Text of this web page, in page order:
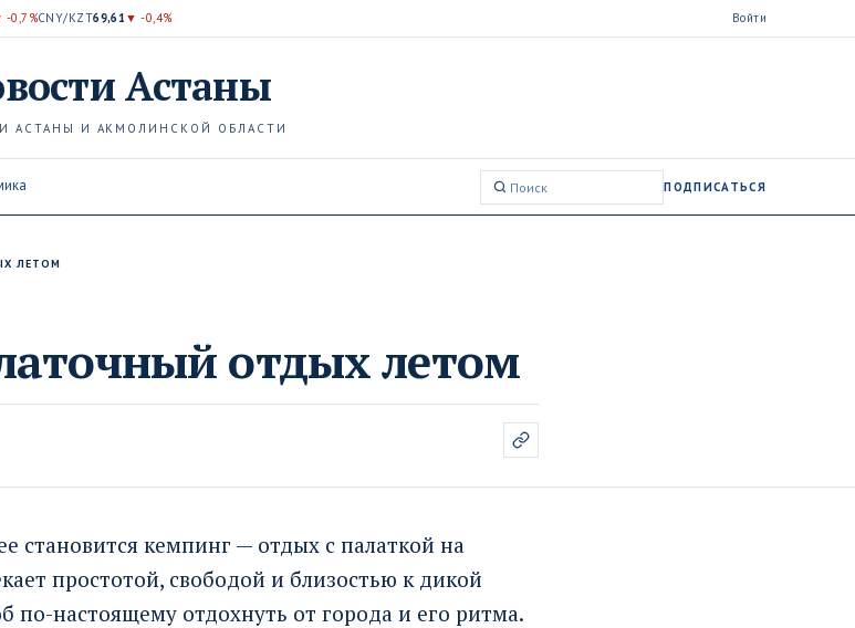
-0,7%CNY/KZT69,61 ▼ -0,4% Войти
Астаны
АСТАНЫ И АКМОЛИНСКОЙ ОБЛАСТИ
Поиск:
ПОДПИСАТЬСЯ
ЛЕТОМ
отдых летом
становится кемпинг — отдых с палаткой на
простотой, свободой и близостью к дикой
по-настоящему отдохнуть от города и его ритма.